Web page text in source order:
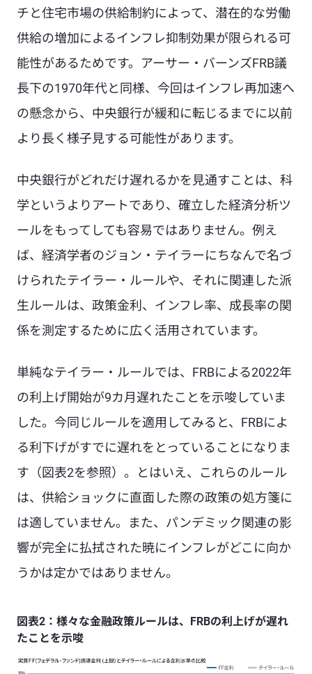
チと住宅市場の供給制約によって、潜在的な労働
供給の増加によるインフレ抑制効果が限られる可
能性があるためです。アーサー・バーンズFRB議
長下の1970年代と同様、今回はインフレ再加速へ
の懸念から、中央銀行が緩和に転じるまでに以前
より長く様子見する可能性があります。
中央銀行がどれだけ遅れるかを見通すことは、科
学というよりアートであり、確立した経済分析ツ
ールをもってしても容易ではありません。例え
ば、経済学者のジョン・テイラーにちなんで名づ
けられたテイラー・ルールや、それに関連した派
生ルールは、政策金利、インフレ率、成長率の関
係を測定するために広く活用されています。
単純なテイラー・ルールでは、FRBによる2022年
の利上げ開始が9カ月遅れたことを示唆していま
した。今同じルールを適用してみると、FRBによ
る利下げがすでに遅れをとっていることになりま
す（図表2を参照）。とはいえ、これらのルール
は、供給ショックに直面した際の政策の処方箋に
は適していません。また、パンデミック関連の影
響が完全に払拭された暁にインフレがどこに向か
うかは定かではありません。
図表2：様々な金融政策ルールは、FRBの利上げが遅れ
たことを示唆